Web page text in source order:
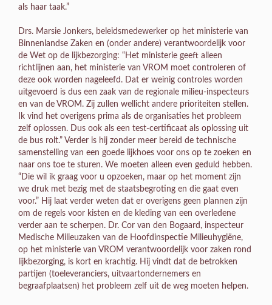
als haar taak.”
Drs. Marsie Jonkers, beleidsmedewerker op het ministerie van
Binnenlandse Zaken en (onder andere) verantwoordelijk voor
de Wet op de lijkbezorging: “Het ministerie geeft alleen
richtlijnen aan, het ministerie van VROM moet controleren of
deze ook worden nageleefd. Dat er weinig controles worden
uitgevoerd is dus een zaak van de regionale milieu-inspecteurs
en van de VROM. Zij zullen wellicht andere prioriteiten stellen.
Ik vind het overigens prima als de organisaties het probleem
zelf oplossen. Dus ook als een test-certificaat als oplossing uit
de bus rolt.” Verder is hij zonder meer bereid de technische
samenstelling van een goede lijkhoes voor ons op te zoeken en
naar ons toe te sturen. We moeten alleen even geduld hebben.
“Die wil ik graag voor u opzoeken, maar op het moment zijn
we druk met bezig met de staatsbegroting en die gaat even
voor.” Hij laat verder weten dat er overigens geen plannen zijn
om de regels voor kisten en de kleding van een overledene
verder aan te scherpen. Dr. Cor van den Bogaard, inspecteur
Medische Milieuzaken van de Hoofdinspectie Milieuhygiëne,
op het ministerie van VROM verantwoordelijk voor zaken rond
lijkbezorging, is kort en krachtig. Hij vindt dat de betrokken
partijen (toeleveranciers, uitvaartondernemers en
begraafplaatsen) het probleem zelf uit de weg moeten helpen.